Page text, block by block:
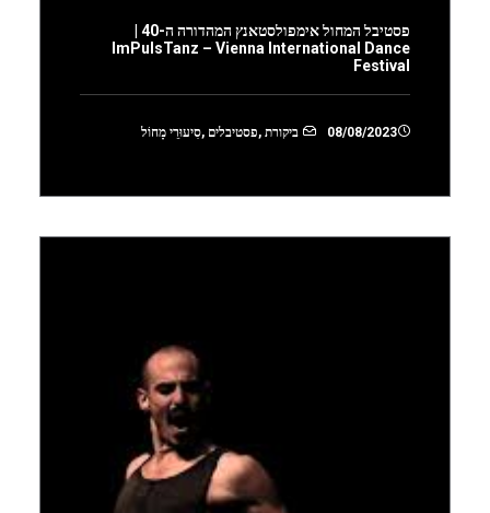
ImPulsTanz – Vienna International Dance
Festival
08/08/2023 ביקורת ,פסטיבלים ,סִיעוּרֵי מָחוֹל